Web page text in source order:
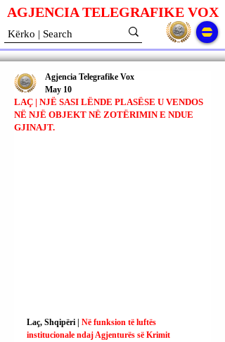
AGJENCIA TELEGRAFIKE VOX
LAÇ | NJË SASI LËNDE PLASËSE U VENDOS
NË NJË OBJEKT NË ZOTËRIMIN E NDUE
GJINAJT.
Agjencia Telegrafike Vox
May 10
Laç, Shqipëri | Në funksion të luftës
institucionale ndaj Agjenturës së Krimit